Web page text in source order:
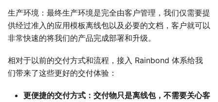
生产环境：最终生产环境是完全由客户管理，我们仅需要提
供经过准入的应用模板离线包以及必要的文档，客户就可以
非常快速的将我们的产品完成部署和升级。
相对于以前的交付方式和流程，接入 Rainbond 体系给我
们带来了这些更好的交付体验：
更便捷的交付方式：交付物只是离线包，不需要关心客